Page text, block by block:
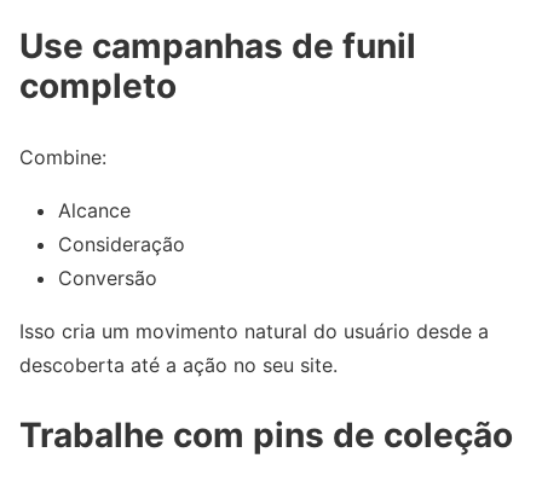
Use campanhas de funil
completo
Combine:
Alcance
Consideração
Conversão
Isso cria um movimento natural do usuário desde a
descoberta até a ação no seu site.
Trabalhe com pins de coleção